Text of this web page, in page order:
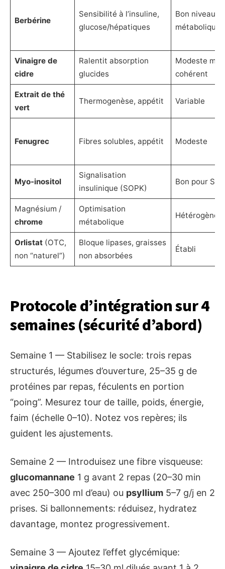
Berbérine
Sensibilité à l’insuline,
glucose/hépatiques
Bon niveau,
métabolique
Vinaigre de
cidre
Ralentit absorption
glucides
Modeste
cohérent
Extrait de thé
vert
Thermogenèse, appétit Variable
Fenugrec Fibres solubles, appétit Modeste
Myo-inositol
Signalisation
insulinique (SOPK)
Bon pour
Magnésium /
chrome
Optimisation
métabolique
Hétérogène
Orlistat(OTC,
non “naturel”)
Bloque lipases, graisses
non absorbées
Établi
Protocole d’intégration sur 4
semaines (sécurité d’abord)
Semaine 1 — Stabilisez le socle: trois repas
structurés, légumes d’ouverture, 25–35 g de
protéines par repas, féculents en portion
“poing”. Mesurez tour de taille, poids, énergie,
faim (échelle 0–10). Notez vos repères; ils
guident les ajustements.
Semaine 2 — Introduisez une fibre visqueuse:
glucomannane 1 g avant 2 repas (20–30 min
avec 250–300 ml d’eau) ou psyllium 5–7 g/j en 2
prises. Si ballonnements: réduisez, hydratez
davantage, montez progressivement.
Semaine 3 — Ajoutez l’effet glycémique: